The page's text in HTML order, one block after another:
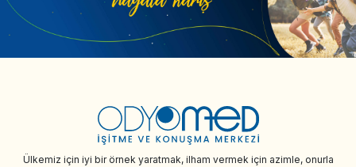
Ülkemiz için iyi bir örnek yaratmak, ilham vermek için azimle, onurla